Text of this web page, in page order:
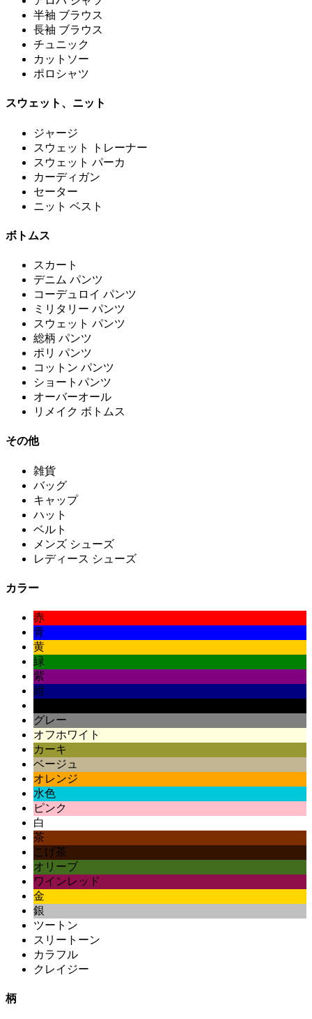
半袖 ブラウス
長袖 ブラウス
チュニック
カットソー
ポロシャツ
スウェット、ニット
ジャージ
スウェット トレーナー
スウェット パーカ
カーディガン
セーター
ニット ベスト
ボトムス
スカート
デニム パンツ
コーデュロイ パンツ
ミリタリー パンツ
スウェット パンツ
総柄 パンツ
ポリ パンツ
コットン パンツ
ショートパンツ
オーバーオール
リメイク ボトムス
その他
雑貨
バッグ
キャップ
ハット
ベルト
メンズ シューズ
レディース シューズ
カラー
赤
青
黄
緑
紫
紺
グレー
オフホワイト
カーキ
ベージュ
オレンジ
水色
ピンク
白
茶
こげ茶
オリーブ
ワインレッド
金
銀
ツートン
スリートーン
カラフル
クレイジー
柄